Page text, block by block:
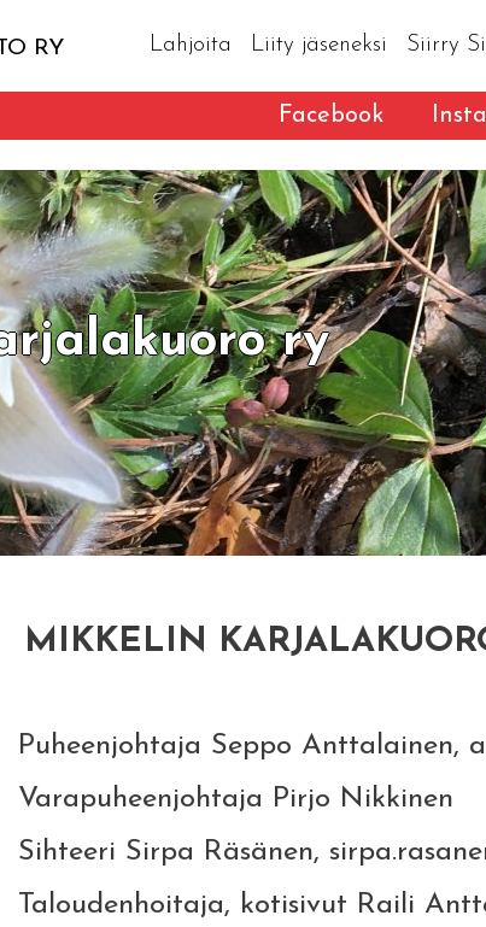
RY Lahjoita Liity jäseneksi Siirry
Facebook
ry
MIKKELIN
Anttalainen,
Pirjo Nikkinen
Raili Anttalainen,